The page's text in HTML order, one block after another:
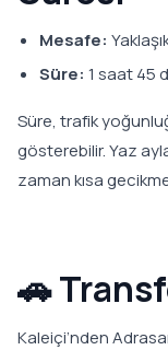
Mesafe:
Süre: 1 saat 45
Süre, trafik
gösterebilir. Yaz
zaman kısa
🚗
Kaleiçi’nden